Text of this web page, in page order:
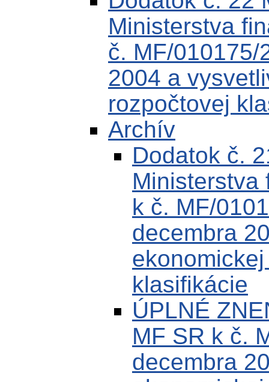
Ministerstva
č. MF/010175/
2004 a
rozpočtovej
Archív
Dodatok č.
Ministerstva
k č. MF/
decembra
klasifikácie
ÚPLNÉ
MF SR k č.
decembra